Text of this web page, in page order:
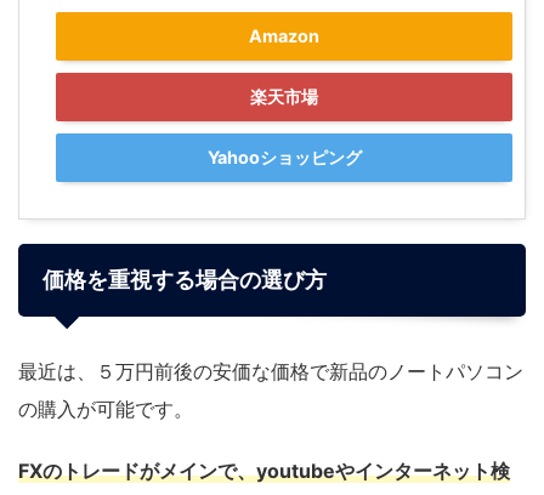
Amazon
楽天市場
Yahooショッピング
価格を重視する場合の選び方
最近は、５万円前後の安価な価格で新品のノートパソコン
の購入が可能です。
FXのトレードがメインで、youtubeやインターネット検